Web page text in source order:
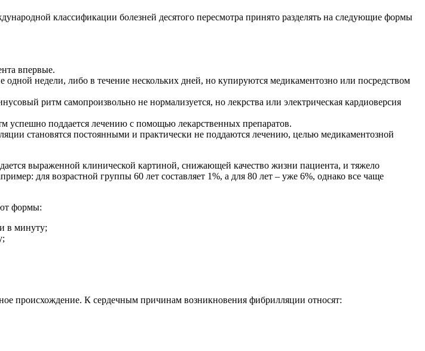
классификации болезней десятого пересмотра принято разделять на следующие формы
впервые.
недели, либо в течение нескольких дней, но купируются медикаментозно или посредством
ритм самопроизвольно не нормализуется, но лекрства или электрическая кардиоверсия
успешно поддается лечению с помощью лекарственных препаратов.
становятся постоянными и практически не поддаются лечению, целью медикаментозной
выраженной клинической картиной, снижающей качество жизни пациента, и тяжело
для возрастной группы 60 лет составляет 1%, а для 80 лет – уже 6%, однако все чаще
формы:
в минуту;
происхождение. К сердечным причинам возникновения фибрилляции относят: